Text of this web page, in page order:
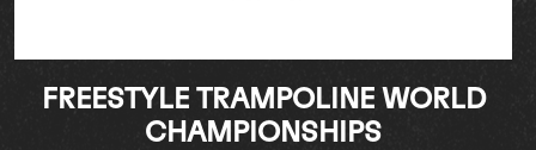
FREESTYLE TRAMPOLINE WORLD
CHAMPIONSHIPS